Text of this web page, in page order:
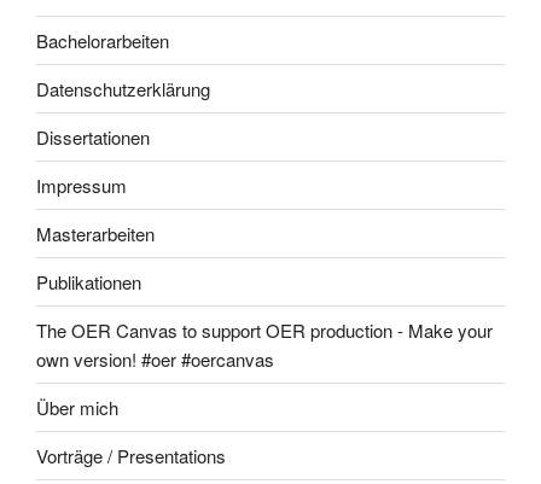
Bachelorarbeiten
Datenschutzerklärung
Dissertationen
Impressum
Masterarbeiten
Publikationen
The OER Canvas to support OER production - Make your
own version! #oer #oercanvas
Über mich
Vorträge / Presentations